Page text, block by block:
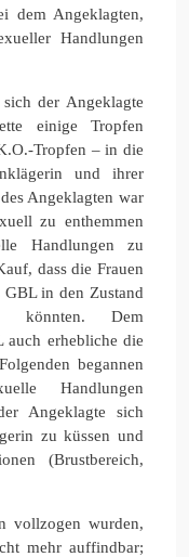
dem Angeklagten,
Handlungen
der Angeklagte
einige Tropfen
Tropfen – in die
und ihrer
Angeklagten war
zu enthemmen
Handlungen zu
dass die Frauen
in den Zustand
könnten. Dem
auch erhebliche die
begannen
Handlungen
Angeklagte sich
zu küssen und
(Brustbereich,
vollzogen wurden,
mehr auffindbar;